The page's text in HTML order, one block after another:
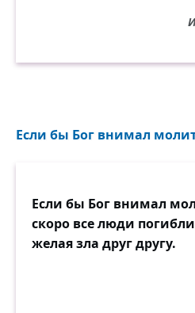
Если бы Бог внимал
Если бы Бог внимал
скоро все люди
желая зла друг другу.